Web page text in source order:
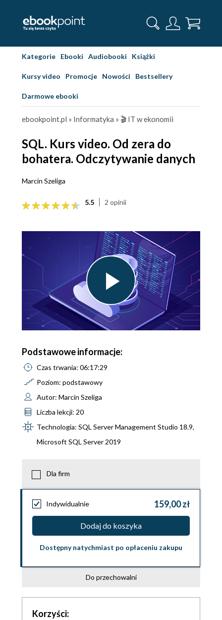
Kategorie Ebooki Audiobooki Książki
Kursy video Promocje Nowości Bestsellery
Darmowe ebooki
ebookpoint.pl » Informatyka » 🎬 IT w ekonomii
SQL. Kurs video. Od zera do
bohatera. Odczytywanie danych
Marcin Szeliga
5.5 2 opinii
Play
Video
Podstawowe informacje:
Czas trwania: 06:17:29
Poziom: podstawowy
Autor: Marcin Szeliga
Liczba lekcji: 20
Technologia: SQL Server Management Studio 18.9,
Microsoft SQL Server 2019
Dla firm
Indywidualnie 159,00 zł
Dodaj do koszyka
Dostępny natychmiast po opłaceniu zakupu
Do przechowalni
Korzyści: